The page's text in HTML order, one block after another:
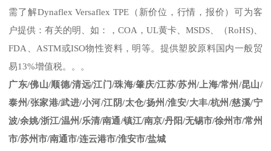
需了解DynaflexVersaflex TPE （新价位，行情，报价）可为客
户提供：有关的明、如：， COA， UL黄卡、 MSDS、 （RoHS)、
FDA、ASTM或ISO物性资料，明等。提供塑胶原料国内一般贸
易13%增值税。。。
广东/佛山/顺德/清远/江门/珠海/肇庆/江苏/苏州/上海/常州 /昆山/
泰州/张家港/武进/小河/江阴/太仓/扬州 /淮安/大丰/杭州 /慈溪/宁
波/余姚/浙江/温州/乐清/南通/镇江/南京/丹阳/无锡市/徐州市/常州
市/苏州市/南通市/连云港市/淮安市/盐城